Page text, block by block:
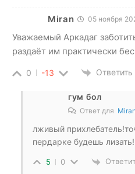
Miran 05 ноября
Уважаемый Аркадаг
раздаёт им практически
0 -13 Ответить
гум бол
Ответ для Miran
лживый
пердарке будешь лизать!
5 0